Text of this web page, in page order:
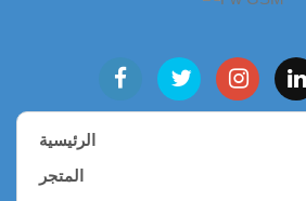
الرئيسية
المتجر